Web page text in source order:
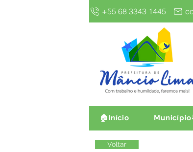
+55 68 3343 1445
🏠Início
Voltar